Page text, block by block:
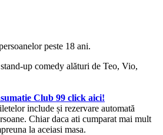
peste 18 ani.
up comedy alături de Teo, Vio,
Club 99 click aici!
include și rezervare automată
Chiar daca ati cumparat mai mult
la aceiasi masa.